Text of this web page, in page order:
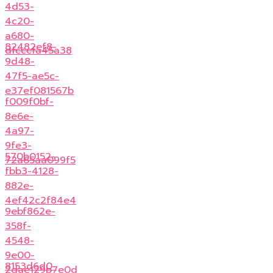
4d53-
4c20-
a680-
dfcccfa45a38
82482ef8-
9d48-
47f5-ae5c-
e37ef081567b
f009f0bf-
8e6e-
4a97-
9fe3-
72a65aa099f5
570b0152-
fbb3-4128-
882e-
4ef42c2f84e4
9ebf862e-
358f-
4548-
9e00-
2dae129b7e0d
8153d6d0-